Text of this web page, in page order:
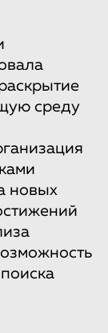
среду
новых